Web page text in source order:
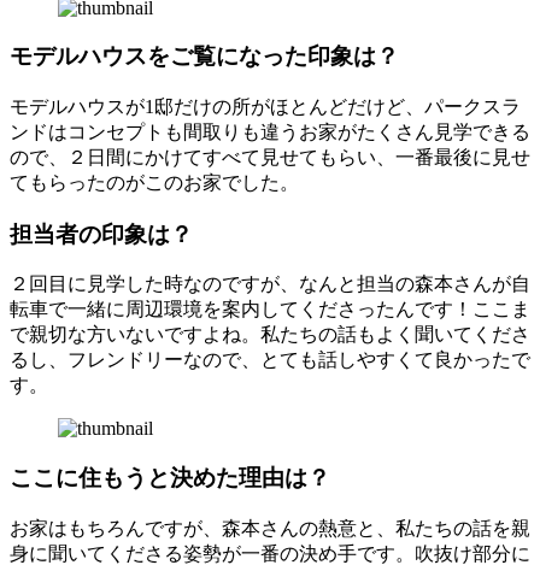
モデルハウスをご覧になった印象は？
モデルハウスが1邸だけの所がほとんどだけど、パークスラ
ンドはコンセプトも間取りも違うお家がたくさん見学できる
ので、２日間にかけてすべて見せてもらい、一番最後に見せ
てもらったのがこのお家でした。
担当者の印象は？
２回目に見学した時なのですが、なんと担当の森本さんが自
転車で一緒に周辺環境を案内してくださったんです！ここま
で親切な方いないですよね。私たちの話もよく聞いてくださ
るし、フレンドリーなので、とても話しやすくて良かったで
す。
ここに住もうと決めた理由は？
お家はもちろんですが、森本さんの熱意と、私たちの話を親
身に聞いてくださる姿勢が一番の決め手です。吹抜け部分に